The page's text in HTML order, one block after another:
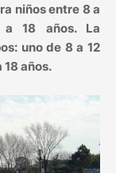
niños entre 8 a
a 18 años. La
uno de 8 a 12
18 años.